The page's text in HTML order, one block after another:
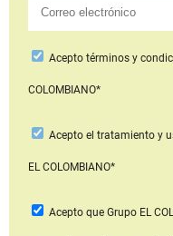
Aceptotérminos y
COLOMBIANO*
Acepto el tratamiento y
EL COLOMBIANO*
Acepto que Grupo EL